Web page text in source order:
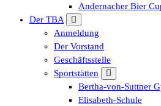
Andernacher Bier
Der TBA
Anmeldung
Der Vorstand
Geschäftsstelle
Sportstätten
Bertha-von-Suttner
Elisabeth-Schule